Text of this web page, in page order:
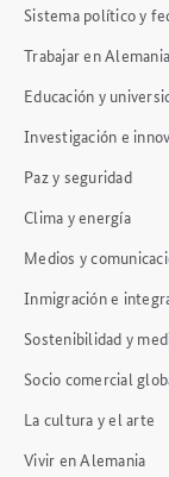
Sistema político y
Trabajar en Alemania
Educación y
Investigación e
Paz y seguridad
Clima y energía
Medios y
Inmigración e
Sostenibilidad y
Socio comercial
La cultura y el arte
Vivir en Alemania